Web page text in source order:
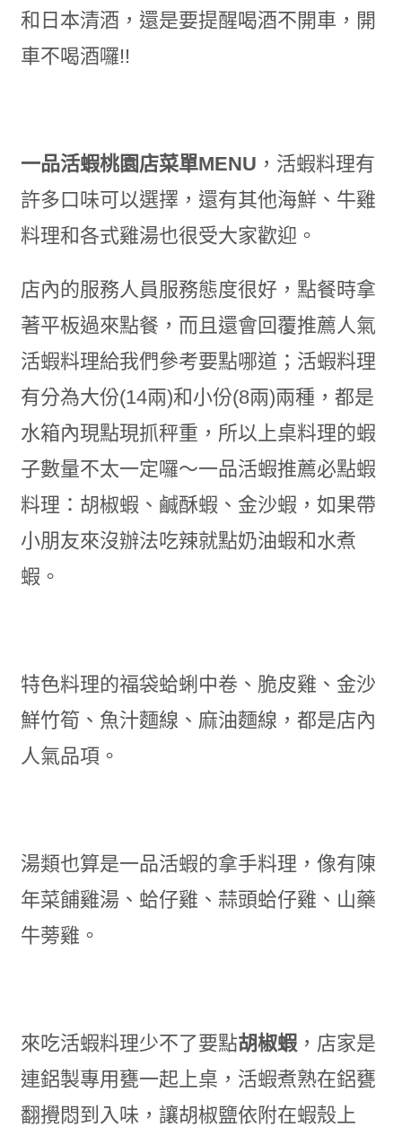
和日本清酒，還是要提醒喝酒不開車，開
車不喝酒囉!!
一品活蝦桃園店菜單MENU ，活蝦料理有
許多口味可以選擇，還有其他海鮮、牛雞
料理和各式雞湯也很受大家歡迎。
店內的服務人員服務態度很好，點餐時拿
著平板過來點餐，而且還會回覆推薦人氣
活蝦料理給我們參考要點哪道；活蝦料理
有分為大份(14兩)和小份(8兩)兩種，都是
水箱內現點現抓秤重，所以上桌料理的蝦
子數量不太一定囉～一品活蝦推薦必點蝦
料理：胡椒蝦 、 鹹酥蝦 、 金沙蝦，如果帶
小朋友來沒辦法吃辣就點奶油蝦和水煮
蝦。
特色料理的福袋蛤蜊中卷 、 脆皮雞 、 金沙
鮮竹筍 、 魚汁麵線 、 麻油麵線 ， 都是店內
人氣品項。
湯類也算是一品活蝦的拿手料理 ， 像有陳
年菜餔雞湯、 蛤仔雞 、 蒜頭蛤仔雞 、 山藥
牛蒡雞。
來吃活蝦料理少不了要點胡椒蝦，店家是
連鋁製專用甕一起上桌，活蝦煮熟在鋁甕
翻攪悶到入味，讓胡椒鹽依附在蝦殼上